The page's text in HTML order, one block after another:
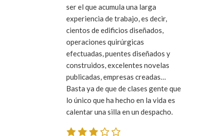
ser el que acumula una larga
experiencia de trabajo, es decir,
cientos de edificios diseñados,
operaciones quirúrgicas
efectuadas, puentes diseñados y
construidos, excelentes novelas
publicadas, empresas creadas…
Basta ya de que de clases gente que
lo único que ha hecho en la vida es
calentar una silla en un despacho.